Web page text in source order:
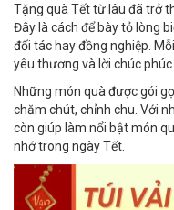
Tặng quà Tết từ lâu đã trở
Đây là cách để bày tỏ lòng
đối tác hay đồng nghiệp.
yêu thương và lời chúc
Những món quà được gói
chăm chút, chỉnh chu. Với
còn giúp làm nổi bật món
nhớ trong ngày Tết.